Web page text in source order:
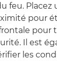
feu. Placez
pour
pour
Il est
les